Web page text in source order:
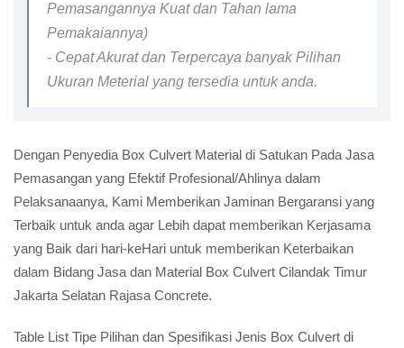
Pemasangannya Kuat dan Tahan lama
Pemakaiannya)
- Cepat Akurat dan Terpercaya banyak Pilihan
Ukuran Meterial yang tersedia untuk anda.
Dengan Penyedia Box Culvert Material di Satukan Pada Jasa
Pemasangan yang Efektif Profesional/Ahlinya dalam
Pelaksanaanya, Kami Memberikan Jaminan Bergaransi yang
Terbaik untuk anda agar Lebih dapat memberikan Kerjasama
yang Baik dari hari-keHari untuk memberikan Keterbaikan
dalam Bidang Jasa dan Material Box Culvert Cilandak Timur
Jakarta Selatan Rajasa Concrete.
Table List Tipe Pilihan dan Spesifikasi Jenis Box Culvert di